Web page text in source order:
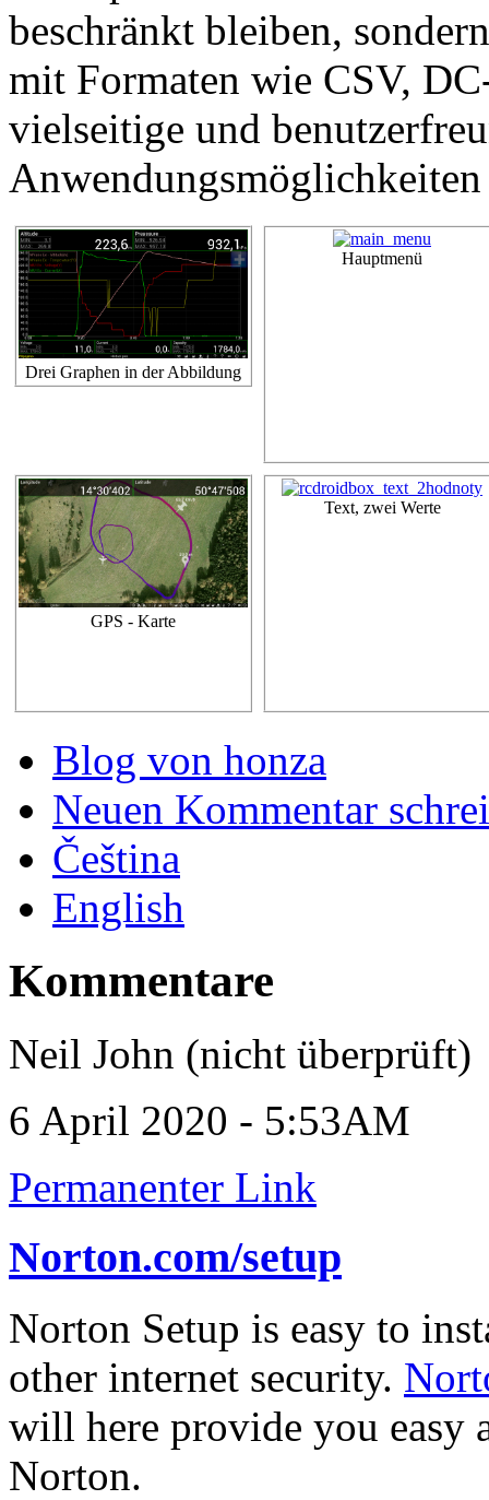
beschränkt bleiben,
mit Formaten wie CSV,
vielseitige und
Drei Graphen in der Abbildung
Hauptmenü
GPS - Karte
Text, zwei Werte
Blog von honza
Neuen Kommentar
Čeština
English
Kommentare
Neil John (nicht überprüft)
6 April 2020 - 5:53AM
Permanenter Link
Norton.com/setup
Norton Setup is easy to
other internet security.
will here provide you easy
Norton.